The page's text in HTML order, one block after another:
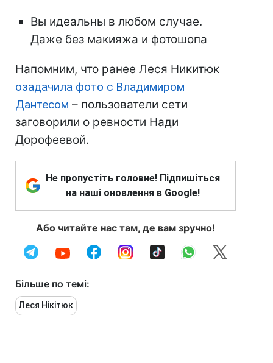
Вы идеальны в любом случае.
Даже без макияжа и фотошопа
Напомним, что ранее Леся Никитюк
озадачила фото с Владимиром
Дантесом – пользователи сети
заговорили о ревности Нади
Дорофеевой.
Не пропустіть головне! Підпишіться
на наші оновлення в Google!
Або читайте нас там, де вам зручно!
Більше по темі:
Леся Нікітюк